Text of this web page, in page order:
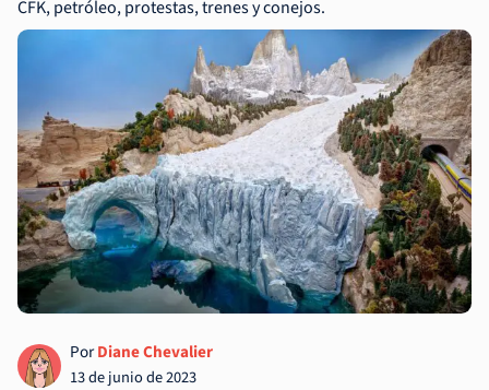
CFK, petróleo, protestas, trenes y conejos.
PorDiane Chevalier
13 de junio de 2023